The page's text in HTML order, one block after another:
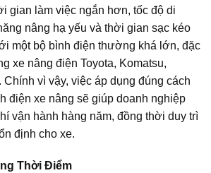
gian làm việc ngắn hơn, tốc độ di
nâng hạ yếu và thời gian sạc kéo
một bộ bình điện thường khá lớn, đặc
xe nâng điện Toyota, Komatsu,
Chính vì vậy, việc áp dụng đúng cách
điện xe nâng sẽ giúp doanh nghiệp
vận hành hàng năm, đồng thời duy trì
định cho xe.
Thời Điểm